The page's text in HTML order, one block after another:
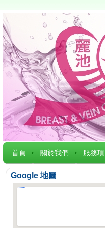
首頁 關於我們 服務項
Google 地圖